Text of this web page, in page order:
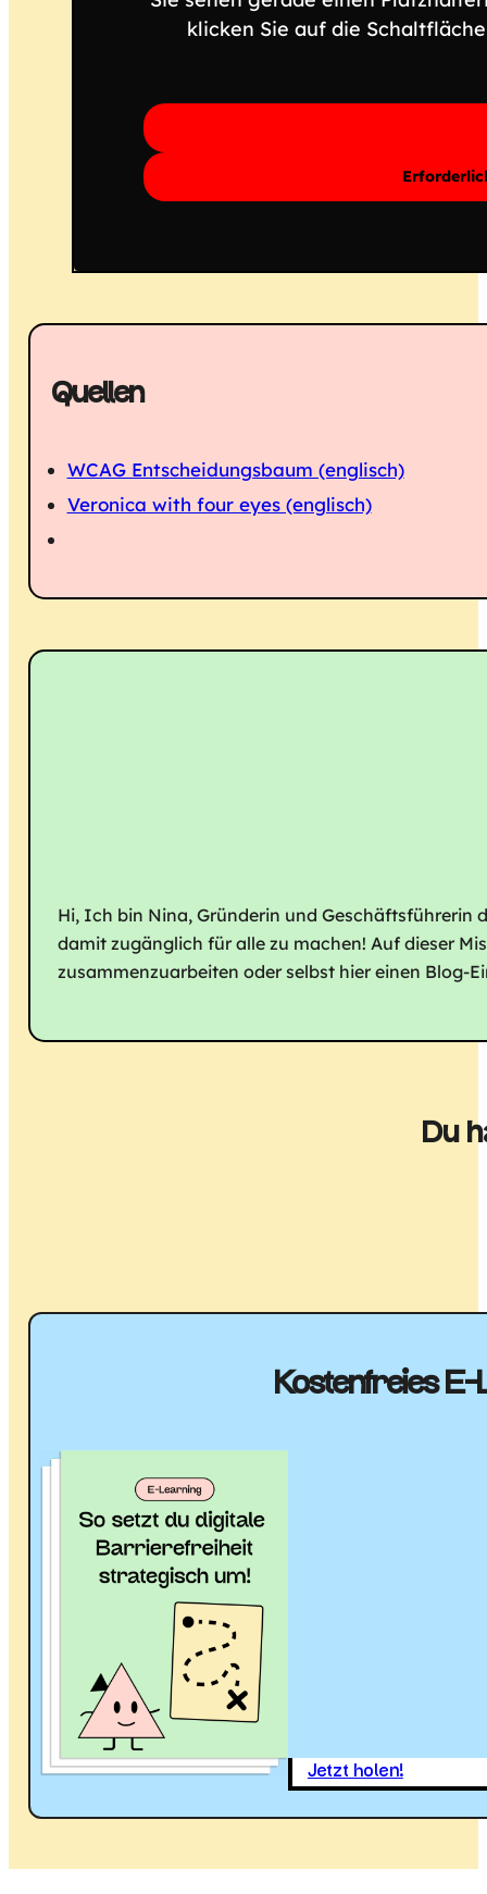
klicken Sie auf die
Quellen
WCAG Entscheidungsbaum (englisch)
Veronica with four eyes (englisch)
Hi, Ich bin Nina, Gründerin und Geschäftsführerin
damit zugänglich für alle zu machen! Auf dieser
zusammenzuarbeiten oder selbst hier einen Blog-
Du
Kostenfreies
Jetzt holen!